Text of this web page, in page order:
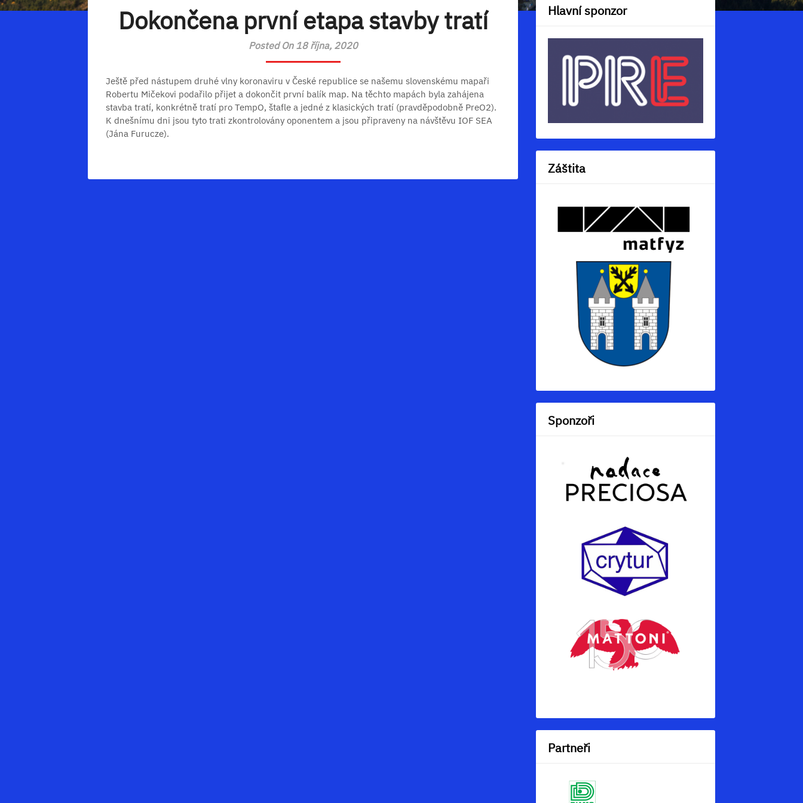
Dokončena první etapa stavby tratí
Posted On 18 října, 2020
Ještě před nástupem druhé vlny koronaviru v České republice se našemu slovenskému mapaři
Robertu Mičekovi podařilo přijet a dokončit první balík map. Na těchto mapách byla zahájena
stavba tratí, konkrétně tratí pro TempO, štafle a jedné z klasických tratí (pravděpodobně PreO2).
K dnešnímu dni jsou tyto trati zkontrolovány oponentem a jsou připraveny na návštěvu IOF SEA
(Jána Furucze).
Hlavní sponzor
Záštita
Sponzoři
Partneři